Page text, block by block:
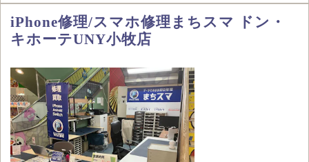
iPhone修理/スマホ修理まちスマ ドン・
キホーテUNY小牧店